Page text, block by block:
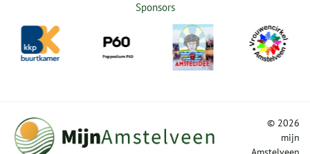
Sponsors
© 2026
mijn